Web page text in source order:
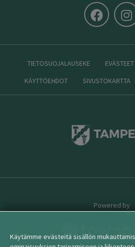
TIETOSUOJALAUSEKE EVÄSTEET
KÄYTTÖEHDOT
SIVUSTOKARTTA
Powered by
Käytämme evästeitä sisällön